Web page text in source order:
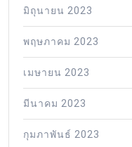
มิถุนายน 2023
พฤษภาคม 2023
เมษายน 2023
มีนาคม 2023
กุมภาพันธ์ 2023